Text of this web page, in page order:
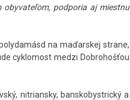
podporia aj miestnu
na maďarskej strane,
cyklomost medzi Dobrohošťou
nitriansky, banskobystrický a